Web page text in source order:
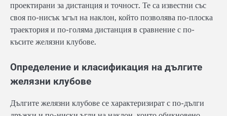
проектирани за дистанция и точност. Те са известни със
своя по-нисък ъгъл на наклон, който позволява по-плоска
траектория и по-голяма дистанция в сравнение с по-
късите желязни клубове.
Определение и класификация на дългите
желязни клубове
Дългите желязни клубове се характеризират с по-дълги